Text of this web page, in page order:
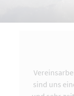
sind uns